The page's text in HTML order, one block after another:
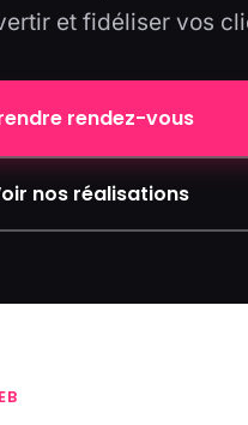
et fidéliser vos
rendez-vous
nos réalisations